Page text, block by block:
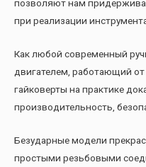
позволяют нам
при реализации
Как любой современный
двигателем, работающий
гайковерты на практике
производительность,
Безударные модели
простыми резьбовыми